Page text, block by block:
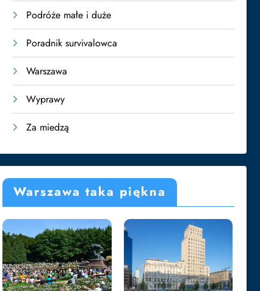
Podróże małe i duże
Poradnik survivalowca
Warszawa
Wyprawy
Za miedzą
Warszawa taka piękna